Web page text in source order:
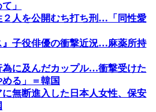
」
２人を公開むち打ち刑…「同性愛
』子役俳優の衝撃近況…麻薬所持
為に及んだカップル…衝撃受けた
る」＝韓国
無断進入した日本人女性、保安